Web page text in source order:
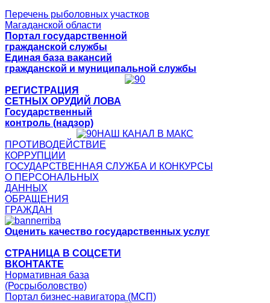
Перечень рыболовных участков
Магаданской области
Портал государственной
гражданской службы
Единая база вакансий
гражданской и муниципальной службы
РЕГИСТРАЦИЯ
СЕТНЫХ ОРУДИЙ ЛОВА
Государственный
контроль (надзор)
НАШ КАНАЛ В МАКС
ПРОТИВОДЕЙСТВИЕ
КОРРУПЦИИ
ГОСУДАРСТВЕННАЯ СЛУЖБА И КОНКУРСЫ
О ПЕРСОНАЛЬНЫХ
ДАННЫХ
ОБРАЩЕНИЯ
ГРАЖДАН
Оценить качество государственных услуг
СТРАНИЦА В СОЦСЕТИ
ВКОНТАКТЕ
Нормативная база
(Росрыболовство)
Портал бизнес-навигатора (МСП)